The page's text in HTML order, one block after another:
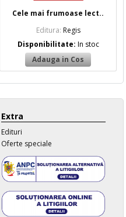
Cele mai frumoase lect..
Editura: Regis
Disponibilitate: In stoc
Extra
Edituri
Oferte speciale